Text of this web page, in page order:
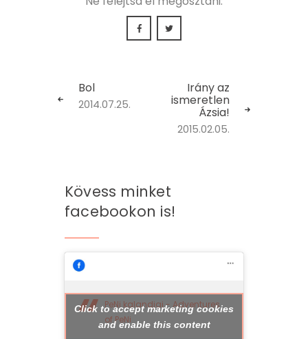
Bol
2014.07.25.
Irány az
ismeretlen
Ázsia!
2015.02.05.
Kövess minket
facebookon is!
PeNi kalandjai - Adventures
of PeNi
Click to accept marketing cookies
and enable this content